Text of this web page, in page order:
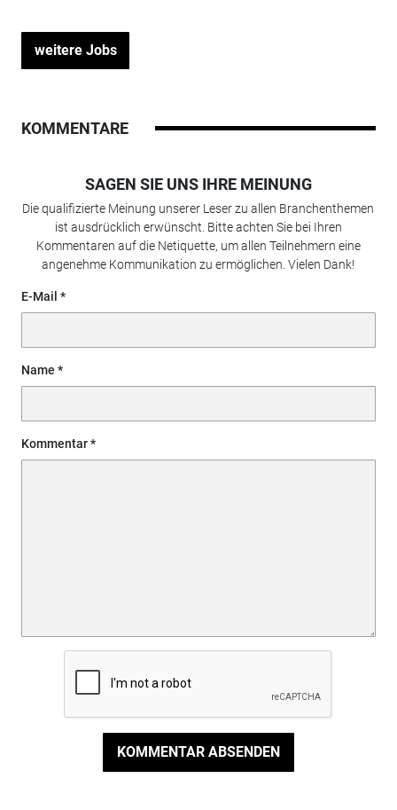
weitere Jobs
KOMMENTARE
SAGEN SIE UNS IHRE MEINUNG
Die qualifizierte Meinung unserer Leser zu allen Branchenthemen
ist ausdrücklich erwünscht. Bitte achten Sie bei Ihren
Kommentaren auf die Netiquette, um allen Teilnehmern eine
angenehme Kommunikation zu ermöglichen. Vielen Dank!
E-Mail
Name
Kommentar
KOMMENTAR ABSENDEN